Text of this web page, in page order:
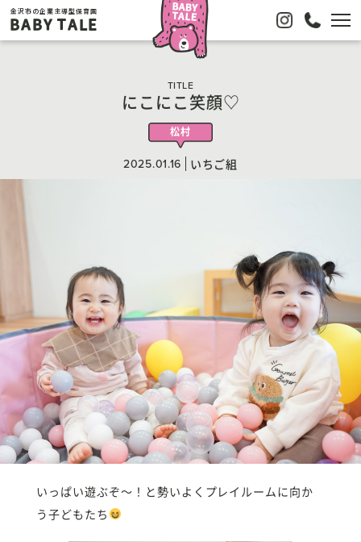
金沢市の企業主導型保育園
BABY TALE
TITLE
にこにこ笑顔♡
松村
2025.01.16 いちご組
いっぱい遊ぶぞ〜！と勢いよくプレイルームに向か
う子どもたち